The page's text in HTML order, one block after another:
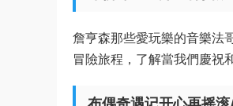
詹亨森那些愛玩樂的音樂法
冒險旅程，了解當我們慶祝